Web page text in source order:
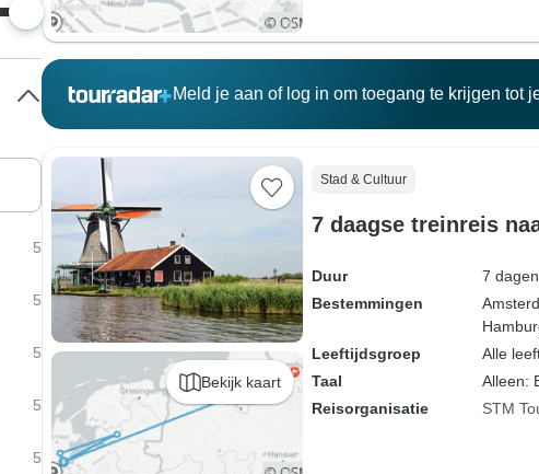
Meld je aan of log in om toegang te krijgen tot
Bekijk kaart
Stad & Cultuur
7 daagse treinreis
Duur
7 dagen
Bestemmingen
Leeftijdsgroep
Alle
Taal
Alleen:
Reisorganisatie
STM
5
5
5
5
5